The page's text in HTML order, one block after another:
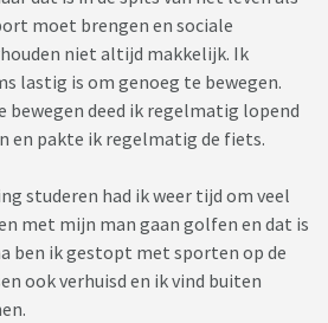
moet brengen en sociale
niet altijd makkelijk. Ik
lastig is om genoeg te bewegen.
bewegen deed ik regelmatig lopend
en pakte ik regelmatig de fiets.
studeren had ik weer tijd om veel
met mijn man gaan golfen en dat is
ben ik gestopt met sporten op de
ook verhuisd en ik vind buiten